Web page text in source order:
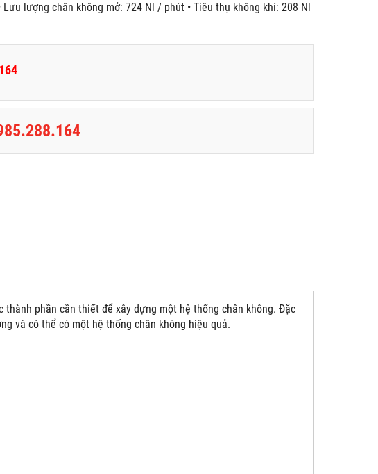
Lưu lượng chân không mở: 724 Nl / phút • Tiêu thụ không khí: 208 Nl
phần cần thiết để xây dựng một hệ thống chân không. Đặc
và có thể có một hệ thống chân không hiệu quả.